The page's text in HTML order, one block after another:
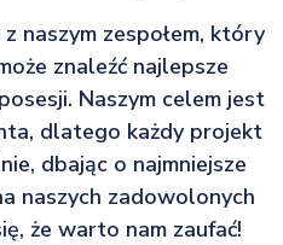
naszym zespołem, który
znaleźć najlepsze
Naszym celem jest
dlatego każdy projekt
dbając o najmniejsze
naszych zadowolonych
że warto nam zaufać!